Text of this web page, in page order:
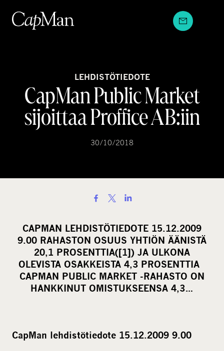
sisältöön
LEHDISTÖTIEDOTE
CapMan Public Market
sijoittaa Proffice AB:iin
30/10/2018
a
r
e
o
n
s
i
CAPMAN LEHDISTÖTIEDOTE 15.12.2009
9.00 RAHASTON OSUUS YHTIÖN ÄÄNISTÄ
20,1 PROSENTTIA([1]) JA ULKONA
OLEVISTA OSAKKEISTA 4,3 PROSENTTIA
CAPMAN PUBLIC MARKET -RAHASTO ON
HANKKINUT OMISTUKSEENSA 4,3…
CapMan lehdistötiedote 15.12.2009 9.00